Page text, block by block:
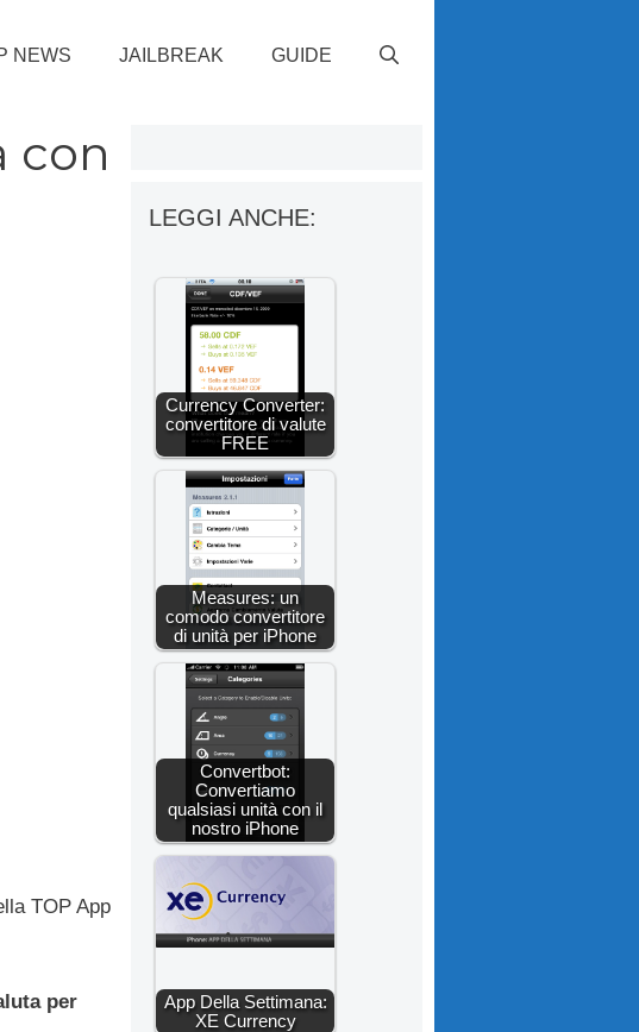
NEWS JAILBREAK GUIDE
con
TOP App
per
LEGGI ANCHE:
Currency Converter:
convertitore di valute
FREE
Measures: un
comodo convertitore
di unità per iPhone
Convertbot:
Convertiamo
qualsiasi unità con il
nostro iPhone
App Della Settimana:
XE Currency